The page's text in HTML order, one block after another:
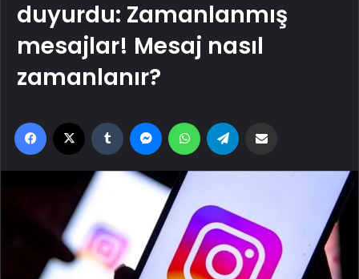
duyurdu: Zamanlanmış
mesajlar! Mesaj nasıl
zamanlanır?
Facebook Tumblr MessengerWhatsApp